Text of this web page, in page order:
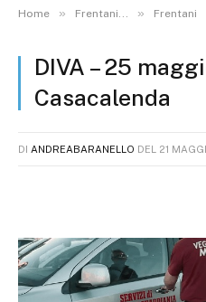
Home » Frentani... » Frentani
DIVA – 25
Casacalenda
DI ANDREABARANELLO DEL 21